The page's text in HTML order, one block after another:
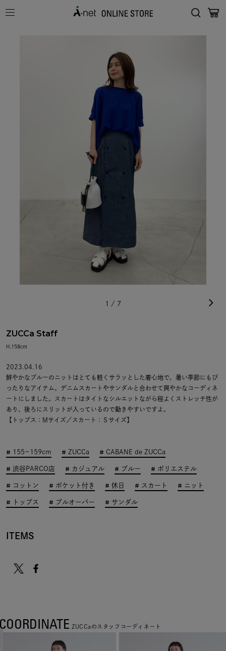
1 / 7
ZUCCa Staff
H.158cm
2023.04.16
鮮やかなブルーのニットはとても軽くサラッとした着心地で、暑い季節にもぴ
ったりなアイテム。デニムスカートやサンダルと合わせて爽やかなコーディネ
ートにしました。スカートはタイトなシルエットながら程よくストレッチ性が
あり、後ろにスリットが入っているので動きやすいですよ。
【トップス：Mサイズ／スカート：Ｓサイズ】
155~159cm ZUCCa CABANE de ZUCCa
渋谷PARCO店 カジュアル ブルー ポリエステル
コットン ポケット付き 休日 スカート ニット
トップス プルオーバー サンダル
ITEMS
ZUCCaのスタッフコーディネート